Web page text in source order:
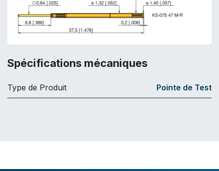
Spécifications mécaniques
Type de Produit Pointe de Test